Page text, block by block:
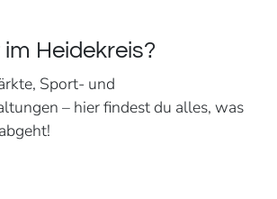
Heidekreis?
Sport- und
– hier findest du alles, was